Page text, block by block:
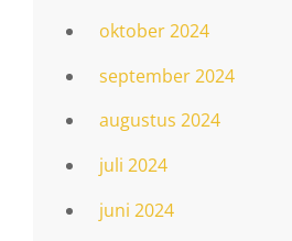
oktober 2024
september 2024
augustus 2024
juli 2024
juni 2024